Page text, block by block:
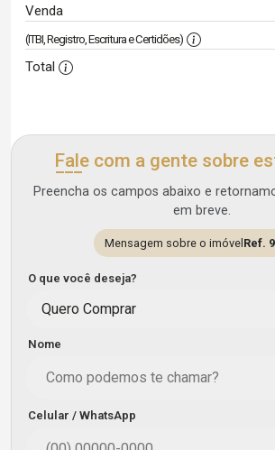
Venda
(ITBI, Registro, Escritura e Certidões)
Total
Fale com a gente sobre
Preencha os campos abaixo e
em breve.
Mensagem sobre o imóvel Ref.
O que você deseja?
Quero Comprar
Nome
Celular / WhatsApp